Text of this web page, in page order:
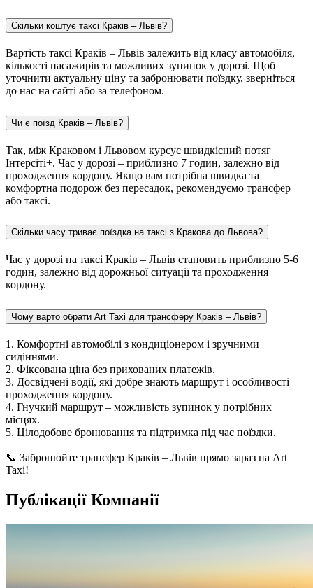
Скільки коштує таксі Краків – Львів?
Вартість таксі Краків – Львів залежить від класу автомобіля,
кількості пасажирів та можливих зупинок у дорозі. Щоб
уточнити актуальну ціну та забронювати поїздку, зверніться
до нас на сайті або за телефоном.
Чи є поїзд Краків – Львів?
Так, між Краковом і Львовом курсує швидкісний потяг
Інтерсіті+. Час у дорозі – приблизно 7 годин, залежно від
проходження кордону. Якщо вам потрібна швидка та
комфортна подорож без пересадок, рекомендуємо трансфер
або таксі.
Скільки часу триває поїздка на таксі з Кракова до Львова?
Час у дорозі на таксі Краків – Львів становить приблизно 5-6
годин, залежно від дорожньої ситуації та проходження
кордону.
Чому варто обрати Art Taxi для трансферу Краків – Львів?
1. Комфортні автомобілі з кондиціонером і зручними
сидіннями.
2. Фіксована ціна без прихованих платежів.
3. Досвідчені водії, які добре знають маршрут і особливості
проходження кордону.
4. Гнучкий маршрут – можливість зупинок у потрібних
місцях.
5. Цілодобове бронювання та підтримка під час поїздки.
📞 Забронюйте трансфер Краків – Львів прямо зараз на Art
Taxi!
Публікації Компанії